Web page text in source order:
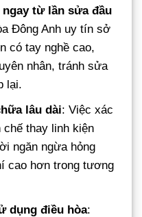
từ lần sửa đầu
Đông Anh uy tín sở
có tay nghề cao,
nhân, tránh sửa
lại.
lâu dài: Việc xác
chế thay linh kiện
ngăn ngừa hỏng
cao hơn trong tương
dụng điều hòa: